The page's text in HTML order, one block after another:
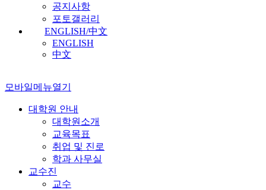
공지사항
포토갤러리
ENGLISH/中文
ENGLISH
中文
모바일메뉴열기
대학원 안내
대학원소개
교육목표
취업 및 진로
학과 사무실
교수진
교수